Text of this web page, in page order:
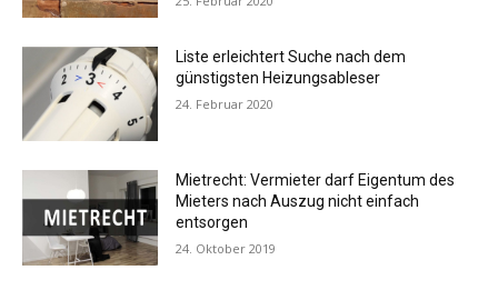
Liste erleichtert Suche nach dem
günstigsten Heizungsableser
24. Februar 2020
Mietrecht: Vermieter darf Eigentum des
Mieters nach Auszug nicht einfach
entsorgen
24. Oktober 2019